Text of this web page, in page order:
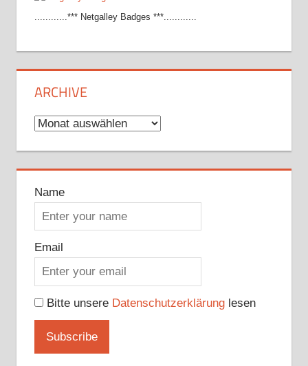
............*** Netgalley Badges ***............
ARCHIVE
Archive
Name
Email
Bitte unsere Datenschutzerklärunglesen